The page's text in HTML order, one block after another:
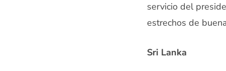
servicio del
estrechos de
Sri Lanka